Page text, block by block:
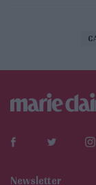
Newsletter